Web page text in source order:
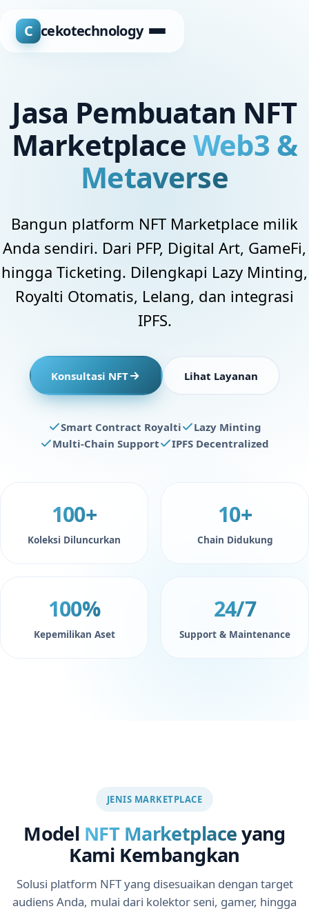
C cekotechnology
Jasa Pembuatan NFT
MarketplaceWeb3 &
Metaverse
Bangun platform NFT Marketplace milik
Anda sendiri. Dari PFP, Digital Art, GameFi,
hingga Ticketing. Dilengkapi Lazy Minting,
Royalti Otomatis, Lelang, dan integrasi
IPFS.
Konsultasi NFT Lihat Layanan
Smart Contract Royalti
Lazy Minting
Multi-Chain Support
IPFS Decentralized
100+
Koleksi Diluncurkan
10+
Chain Didukung
100%
Kepemilikan Aset
24/7
Support & Maintenance
JENIS MARKETPLACE
Model NFT Marketplaceyang
Kami Kembangkan
Solusi platform NFT yang disesuaikan dengan target
audiens Anda, mulai dari kolektor seni, gamer, hingga